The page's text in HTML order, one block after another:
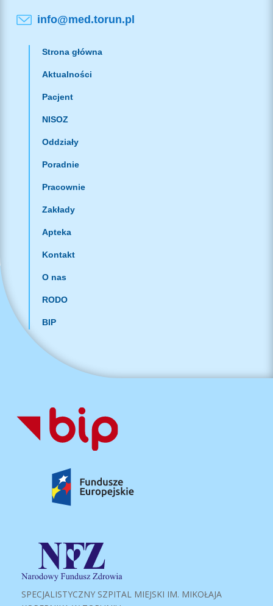
info@med.torun.pl
Strona główna
Aktualności
Pacjent
NISOZ
Oddziały
Poradnie
Pracownie
Zakłady
Apteka
Kontakt
O nas
RODO
BIP
SPECJALISTYCZNY SZPITAL MIEJSKI IM. MIKOŁAJA